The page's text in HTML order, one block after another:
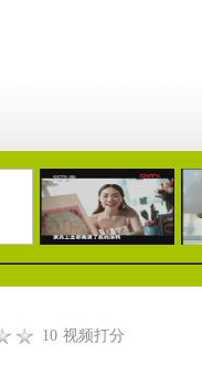
14:38
10 视频打分